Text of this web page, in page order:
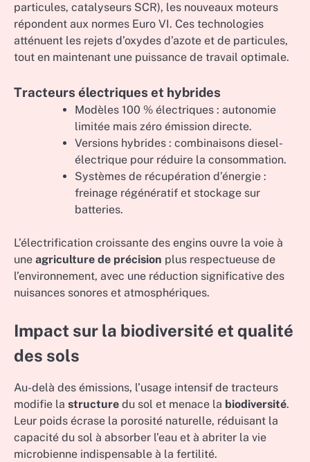
particules, catalyseurs SCR), les nouveaux moteurs
répondent aux normes Euro VI. Ces technologies
atténuent les rejets d’oxydes d’azote et de particules,
tout en maintenant une puissance de travail optimale.
Tracteurs électriques et hybrides
Modèles 100 % électriques : autonomie
limitée mais zéro émission directe.
Versions hybrides : combinaisons diesel-
électrique pour réduire la consommation.
Systèmes de récupération d’énergie :
freinage régénératif et stockage sur
batteries.
L’électrification croissante des engins ouvre la voie à
une agriculture de précision plus respectueuse de
l’environnement, avec une réduction significative des
nuisances sonores et atmosphériques.
Impact sur la biodiversité et qualité
des sols
Au-delà des émissions, l’usage intensif de tracteurs
modifie la structure du sol et menace la biodiversité.
Leur poids écrase la porosité naturelle, réduisant la
capacité du sol à absorber l’eau et à abriter la vie
microbienne indispensable à la fertilité.